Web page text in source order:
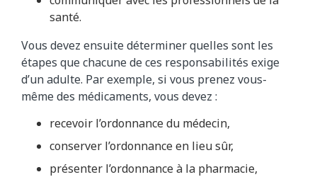
santé.
Vous devez ensuite déterminer quelles sont les
étapes que chacune de ces responsabilités exige
d’un adulte. Par exemple, si vous prenez vous-
même des médicaments, vous devez :
recevoir l’ordonnance du médecin,
conserver l’ordonnance en lieu sûr,
présenter l’ordonnance à la pharmacie,